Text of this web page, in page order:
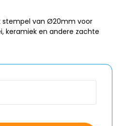
stempel van Ø20mm voor
keramiek en andere zachte